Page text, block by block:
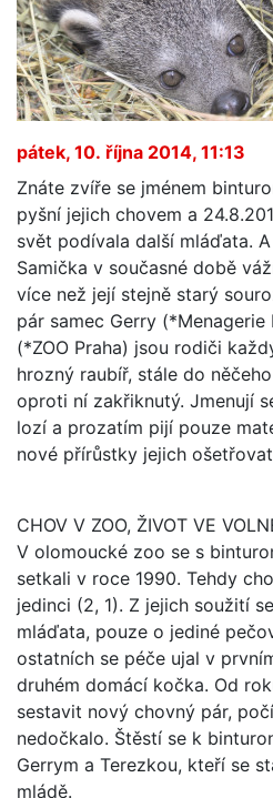
pátek, 10. října 2014, 11:13
Znáte zvíře se jménem
pyšní jejich chovem a
svět podívala další mláďata.
Samička v současné době
více než její stejně starý
pár samec Gerry (*Menagerie
(*ZOO Praha) jsou rodiči
hrozný raubíř, stále do
oproti ní zakřiknutý. Jmenují
lozí a prozatím pijí pouze
nové přírůstky jejich
CHOV V ZOO, ŽIVOT VE
V olomoucké zoo se s
setkali v roce 1990. Tehdy
jedinci (2, 1). Z jejich soužití
mláďata, pouze o jediné
ostatních se péče ujal v
druhém domácí kočka. Od
sestavit nový chovný pár,
nedočkalo. Štěstí se k
Gerrym a Terezkou, kteří se
mládě.